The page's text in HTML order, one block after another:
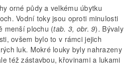
orné půdy a velkému úbytku
Vodní toky jsou oproti minulosti
menší plochu (tab. 3, obr. 9). Bývaly
ovšem bylo to v rámci jejich
luk. Mokré louky byly nahrazeny
též zástavbou, křovinami a lukami